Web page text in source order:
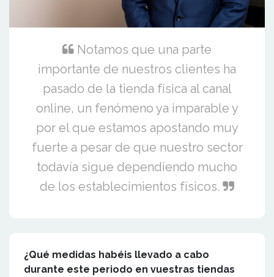
Notamos que una parte
importante de nuestros clientes ha
pasado de la tienda física al canal
online, un fenómeno ya imparable y
por el que estamos apostando muy
fuerte a pesar de que nuestro sector
todavía sigue dependiendo mucho
de los establecimientos físicos.
¿Qué medidas habéis llevado a cabo
durante este periodo en vuestras tiendas